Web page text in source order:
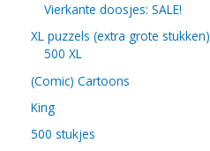
Vierkante doosjes: SALE!
XL puzzels (extra grote stukken)
500 XL
(Comic) Cartoons
King
500 stukjes